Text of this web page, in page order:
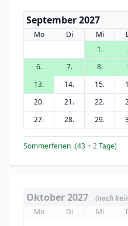
September 2027
Mo Di Mi
1.
6.
7. 8.
13.
14. 15.
20.
21. 22.
27.
28. 29.
Sommerferien (43+ 2Tage)
Oktober 2027
(noch
Mo
Di Mi